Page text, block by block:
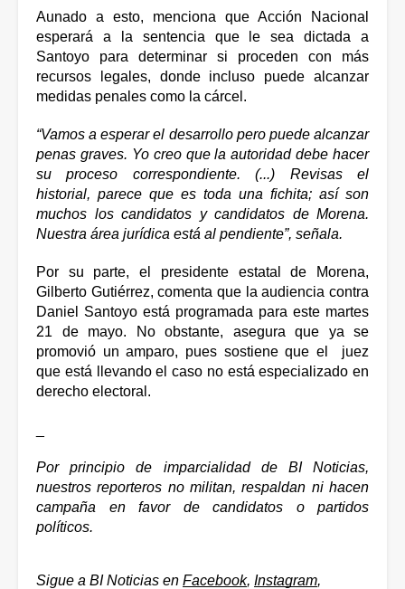
Aunado a esto, menciona que Acción Nacional
esperará a la sentencia que le sea dictada a
Santoyo para determinar si proceden con más
recursos legales, donde incluso puede alcanzar
medidas penales como la cárcel.
“Vamos a esperar el desarrollo pero puede alcanzar
penas graves. Yo creo que la autoridad debe hacer
su proceso correspondiente. (...) Revisas el
historial, parece que es toda una fichita; así son
muchos los candidatos y candidatos de Morena.
Nuestra área jurídica está al pendiente”, señala.
Por su parte, el presidente estatal de Morena,
Gilberto Gutiérrez, comenta que la audiencia contra
Daniel Santoyo está programada para este martes
21 de mayo. No obstante, asegura que ya se
promovió un amparo, pues sostiene que el  juez
que está llevando el caso no está especializado en
derecho electoral.
Por principio de imparcialidad de BI Noticias,
nuestros reporteros no militan, respaldan ni hacen
campaña en favor de candidatos o partidos
políticos.
Sigue a BI Noticias en Facebook, Instagram